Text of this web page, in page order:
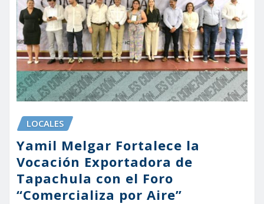
LOCALES
Yamil Melgar Fortalece la
Vocación Exportadora de
Tapachula con el Foro
“Comercializa por Aire”